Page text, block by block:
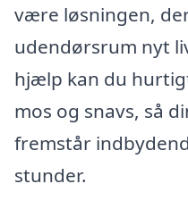
være løsningen,
udendørsrum nyt
hjælp kan du
mos og snavs, så
fremstår
stunder.